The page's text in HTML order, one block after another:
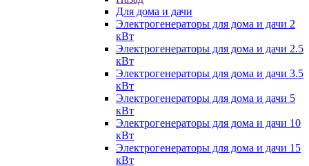
Для дома и дачи
Электрогенераторы для дома и дачи 2
кВт
Электрогенераторы для дома и дачи 2.5
кВт
Электрогенераторы для дома и дачи 3.5
кВт
Электрогенераторы для дома и дачи 5
кВт
Электрогенераторы для дома и дачи 10
кВт
Электрогенераторы для дома и дачи 15
кВт